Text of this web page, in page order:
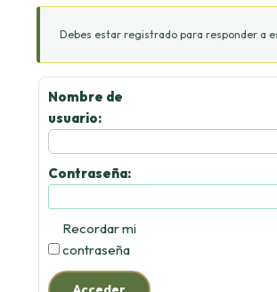
Debes estar registrado para responder a
Nombre de
usuario:
Contraseña:
Recordar mi
contraseña